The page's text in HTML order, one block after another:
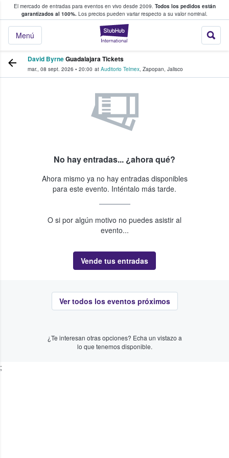
El mercado de entradas para eventos en vivo desde 2009. Todos los pedidos están
garantizados al 100%. Los precios pueden variar respecto a su valor nominal.
StubHub:
Menú
y venta de entradas entre fans
David ByrneGuadalajara Tickets
mar., 08 sept. 2026 • 20:00 at Auditorio Telmex, Zapopan, Jalisco
No hay entradas... ¿ahora qué?
Ahora mismo ya no hay entradas disponibles
para este evento. Inténtalo más tarde.
O si por algún motivo no puedes asistir al
evento...
Vende tus entradas
Ver todos los eventos próximos
¿Te interesan otras opciones? Echa un vistazo a
lo que tenemos disponible.
;